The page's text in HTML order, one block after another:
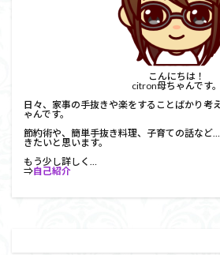
こんにちは！
citron母ちゃんです。
日々、家事の手抜きや楽をすることばかり考
ゃんです。
節約術や、簡単手抜き料理、子育ての話など
きたいと思います。
もう少し詳しく…
⇒自己紹介